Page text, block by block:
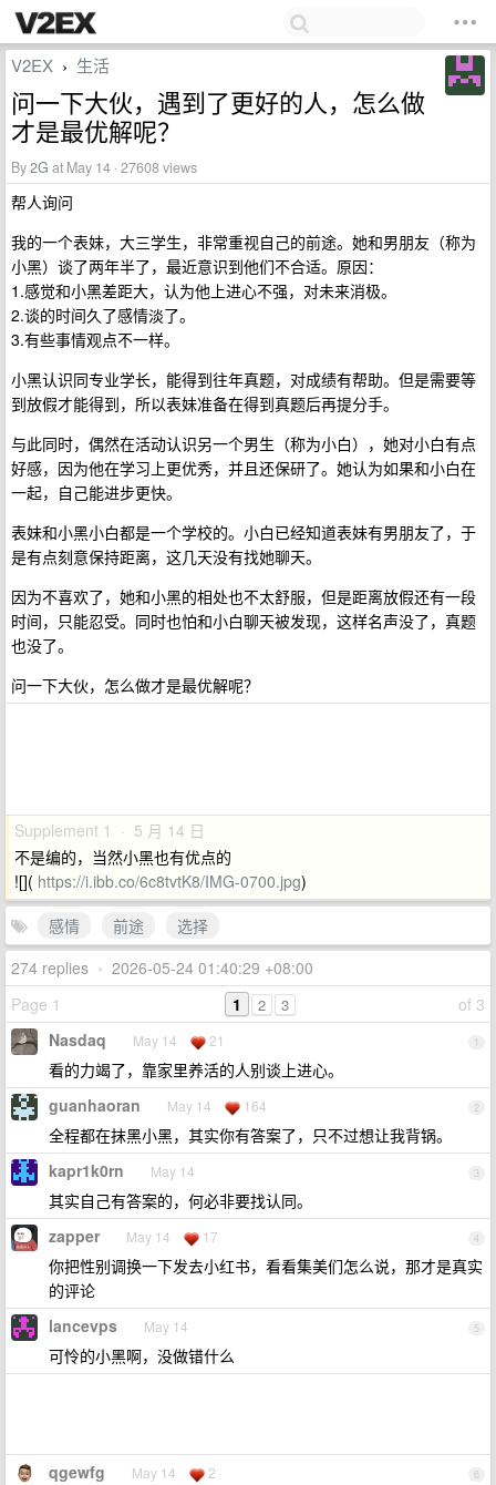
V2EX › 生活
问一下大伙，遇到了更好的人，怎么做
才是最优解呢？
By2G at May 14 · 27608 views
帮人询问
我的一个表妹，大三学生，非常重视自己的前途。她和男朋友（称为
小黑）谈了两年半了，最近意识到他们不合适。原因：
1.感觉和小黑差距大，认为他上进心不强，对未来消极。
2.谈的时间久了感情淡了。
3.有些事情观点不一样。
小黑认识同专业学长，能得到往年真题，对成绩有帮助。但是需要等
到放假才能得到，所以表妹准备在得到真题后再提分手。
与此同时，偶然在活动认识另一个男生（称为小白），她对小白有点
好感，因为他在学习上更优秀，并且还保研了。她认为如果和小白在
一起，自己能进步更快。
表妹和小黑小白都是一个学校的。小白已经知道表妹有男朋友了，于
是有点刻意保持距离，这几天没有找她聊天。
因为不喜欢了，她和小黑的相处也不太舒服，但是距离放假还有一段
时间，只能忍受。同时也怕和小白聊天被发现，这样名声没了，真题
也没了。
问一下大伙，怎么做才是最优解呢？
Supplement 1 · 5 月 14 日
不是编的，当然小黑也有优点的
![]( https://i.ibb.co/6c8tvtK8/IMG-0700.jpg)
感情
前途
选择
274 replies • 2026-05-24 01:40:29 +08:00
Page 1
of 3
1 2 3
1
Nasdaq May 14 21
看的力竭了，靠家里养活的人别谈上进心。
2
guanhaoran May 14 164
全程都在抹黑小黑，其实你有答案了，只不过想让我背锅。
3
kapr1k0rn May 14
其实自己有答案的，何必非要找认同。
4
zapper May 14 17
你把性别调换一下发去小红书，看看集美们怎么说，那才是真实
的评论
5
lancevps May 14
可怜的小黑啊，没做错什么
6
qgewfg May 14 2